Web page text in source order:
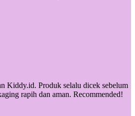
Kiddy.id. Produk selalu dicek sebelum
rapih dan aman. Recommended!